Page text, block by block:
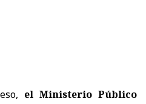
el Ministerio Público